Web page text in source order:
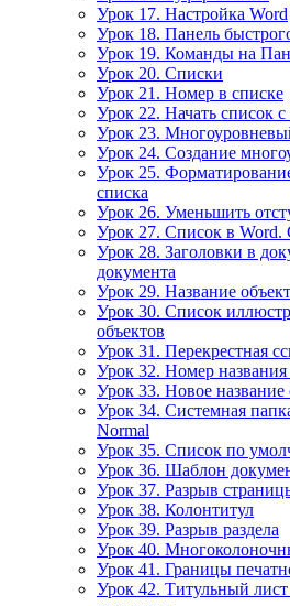
Урок 17. Настройка Word
Урок 18. Панель
Урок 19. Команды на
Урок 20. Списки
Урок 21. Номер в списке
Урок 22. Начать список с
Урок 23.
Урок 24. Создание
Урок 25.
списка
Урок 26. Уменьшить
Урок 27. Список в Word.
Урок 28. Заголовки в
документа
Урок 29. Название
Урок 30. Список
объектов
Урок 31. Перекрестная
Урок 32. Номер названия
Урок 33. Новое название
Урок 34. Системная
Normal
Урок 35. Список по
Урок 36. Шаблон
Урок 37. Разрыв
Урок 38. Колонтитул
Урок 39. Разрыв раздела
Урок 40.
Урок 41. Границы
Урок 42. Титульный